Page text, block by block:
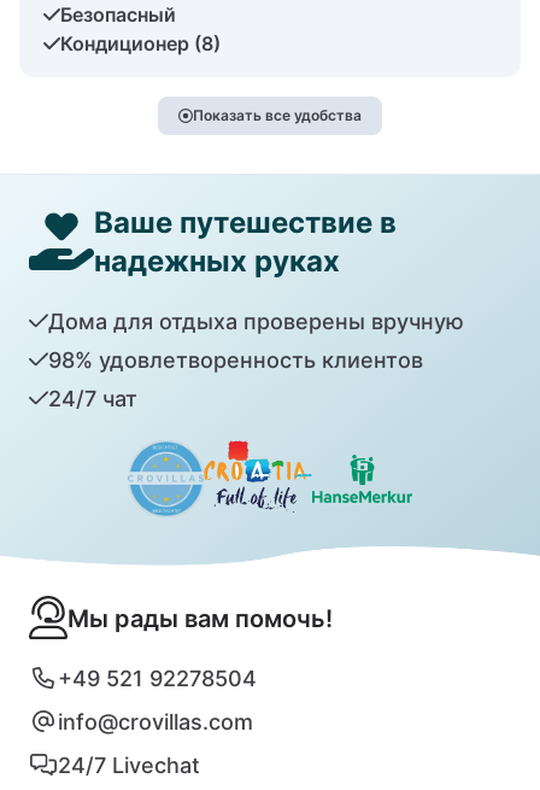
Безопасный
Кондиционер (8)
Показать все удобства
Ваше путешествие в
надежных руках
Дома для отдыха проверены вручную
98% удовлетворенность клиентов
24/7 чат
Мы рады вам помочь!
+49 521 92278504
info@crovillas.com
24/7 Livechat